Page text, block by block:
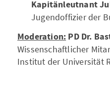
Kapitänleutnant
Jugendoffizier der
Moderation:PD Dr.
Wissenschaftlicher
Institut der Universität